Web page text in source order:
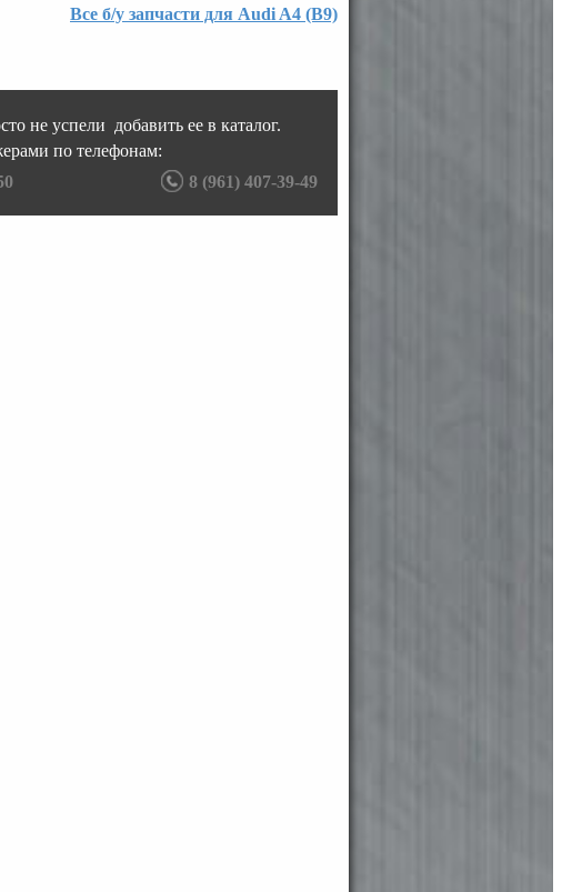
Все б/у запчасти для Audi A4 (B9)
не успели добавить ее в каталог.
по телефонам:
8 (961) 407-39-49